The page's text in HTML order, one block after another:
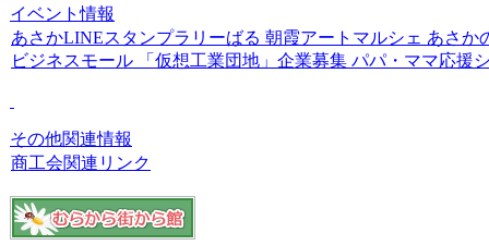
イベント情報
あさかLINEスタンプラリーばる 朝霞アートマルシェ あさか
ビジネスモール
「仮想工業団地」企業募集 パパ・ママ応援
その他関連情報
商工会関連リンク